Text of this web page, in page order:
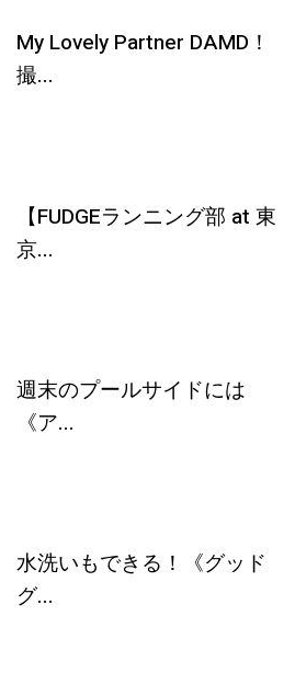
My Lovely Partner DAMD！
撮...
【FUDGEランニング部 at 東
京...
週末のプールサイドには
《ア...
水洗いもできる！《グッド
グ...